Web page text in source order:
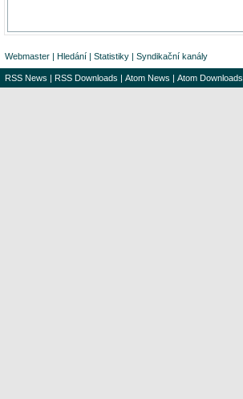
Webmaster | Hledání | Statistiky | Syndikační kanály
RSS News | RSS Downloads | Atom News | Atom Downloads